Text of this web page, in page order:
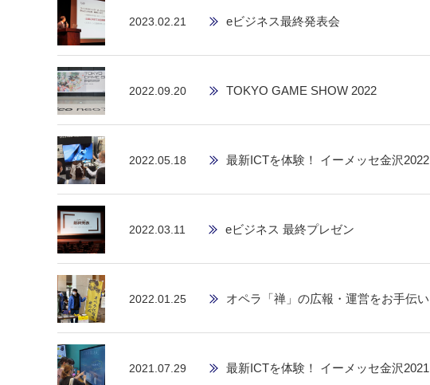
2023.02.21 eビジネス最終発表会
2022.09.20 TOKYO GAME SHOW 2022
2022.05.18 最新ICTを体験！ イーメッセ金沢2022
2022.03.11 eビジネス 最終プレゼン
2022.01.25 オペラ「禅」の広報・運営をお手伝い
2021.07.29 最新ICTを体験！ イーメッセ金沢2021